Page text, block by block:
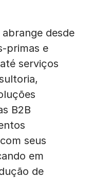
desde
primas e
serviços
B2B
seus
em
de